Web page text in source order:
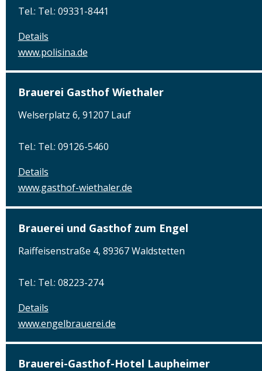
Tel.: Tel.: 09331-8441
Details
www.polisina.de
Brauerei Gasthof Wiethaler
Welserplatz 6, 91207 Lauf
Tel.: Tel.: 09126-5460
Details
www.gasthof-wiethaler.de
Brauerei und Gasthof zum Engel
Raiffeisenstraße 4, 89367 Waldstetten
Tel.: Tel.: 08223-274
Details
www.engelbrauerei.de
Brauerei-Gasthof-Hotel Laupheimer